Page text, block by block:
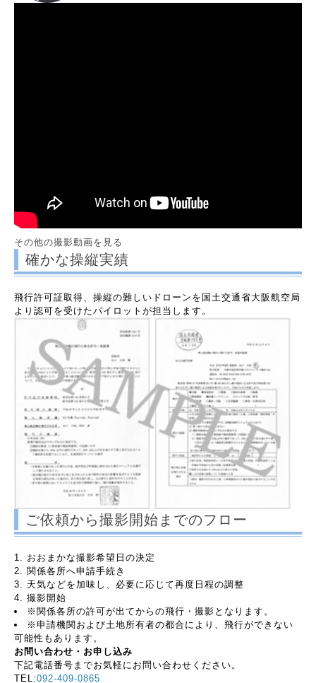
その他の撮影動画を見る
確かな操縦実績
飛行許可証取得、操縦の難しいドローンを国土交通省大阪航空局
より認可を受けたパイロットが担当します。
ご依頼から撮影開始までのフロー
おおまかな撮影希望日の決定
関係各所へ申請手続き
天気などを加味し、必要に応じて再度日程の調整
撮影開始
※ 関係各所の許可が出てからの飛行・撮影となります。
※ 申請機関および土地所有者の都合により、飛行ができない
可能性もあります。
お問い合わせ・お申し込み
下記電話番号までお気軽にお問い合わせください。
TEL:092-409-0865